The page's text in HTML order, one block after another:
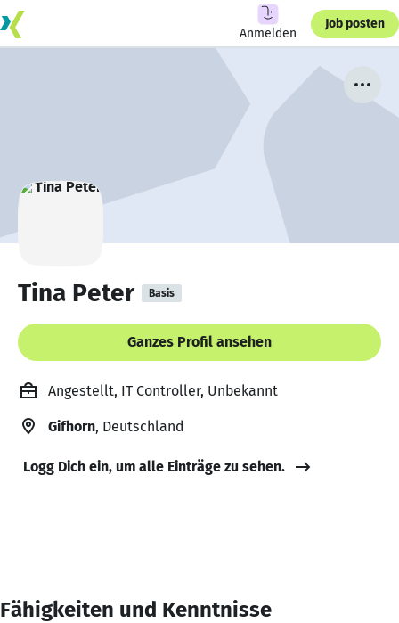
Anmelden
Job posten
Tina Peter Basis
Ganzes Profil ansehen
Angestellt, IT Controller, Unbekannt
Gifhorn, Deutschland
Logg Dich ein, um alle Einträge zu sehen.
Fähigkeiten und Kenntnisse